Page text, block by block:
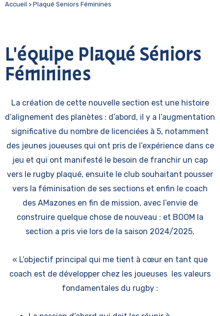
Accueil > Plaqué Seniors Féminines
L'équipe Plaqué Séniors
Féminines
La création de cette nouvelle section est une histoire
d’alignement des planètes : d’abord, il y a l’augmentation
significative du nombre de licenciées à 5, notamment
des jeunes joueuses qui ont pris de l’expérience dans ce
jeu et qui ont manifesté le besoin de franchir un cap
vers le rugby plaqué, ensuite le club souhaitant pousser
vers la féminisation de ses sections et enfin le coach
des AMazones en fin de mission, avec l’envie de
construire quelque chose de nouveau : et BOOM la
section a pris vie lors de la saison 2024/2025.
« L’objectif principal qui me tient à cœur en tant que
coach est de développer chez les joueuses les valeurs
fondamentales du rugby :